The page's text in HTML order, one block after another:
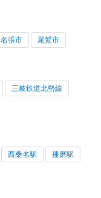
名張市 尾鷲市
三岐鉄道北勢線
西桑名駅 播磨駅